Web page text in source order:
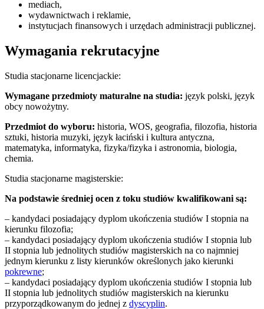
mediach,
wydawnictwach i reklamie,
instytucjach finansowych i urzędach administracji publicznej.
Wymagania rekrutacyjne
Studia stacjonarne licencjackie:
Wymagane przedmioty maturalne na studia: język polski, język
obcy nowożytny.
Przedmiot do wyboru: historia, WOS, geografia, filozofia, historia
sztuki, historia muzyki, język łaciński i kultura antyczna,
matematyka, informatyka, fizyka/fizyka i astronomia, biologia,
chemia.
Studia stacjonarne magisterskie:
Na podstawie średniej ocen z toku studiów kwalifikowani są:
– kandydaci posiadający dyplom ukończenia studiów I stopnia na
kierunku filozofia;
– kandydaci posiadający dyplom ukończenia studiów I stopnia lub
II stopnia lub jednolitych studiów magisterskich na co najmniej
jednym kierunku z listy kierunków określonych jako kierunki
pokrewne;
– kandydaci posiadający dyplom ukończenia studiów I stopnia lub
II stopnia lub jednolitych studiów magisterskich na kierunku
przyporządkowanym do jednej z dyscyplin.